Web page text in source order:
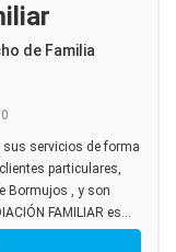
de Familia
sus servicios de forma
particulares,
Bormujos , y son
FAMILIAR es...